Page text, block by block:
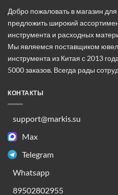
Добро пожаловать в магазин
предложить широкий
инструмента и расходных
Мы являемся поставщиком
инструмента из Китая с 2013
5000 заказов. Всегда рады
КОНТАКТЫ
support@markis.su
Max
Telegram
Whatsapp
89502802955